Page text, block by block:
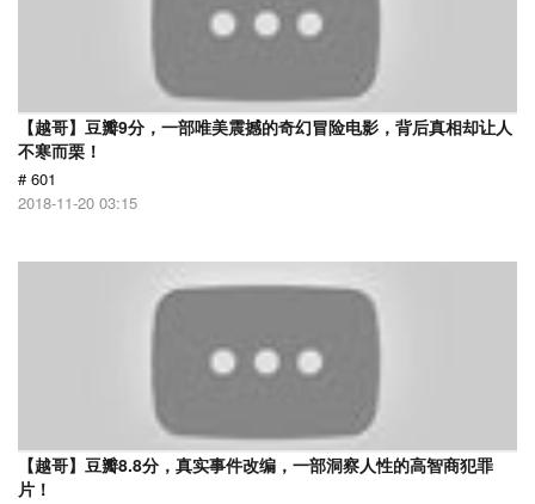
【越哥】豆瓣9分，一部唯美震撼的奇幻冒险电影，背后真相却让人
不寒而栗！
# 601
2018-11-20 03:15
【越哥】豆瓣8.8分，真实事件改编，一部洞察人性的高智商犯罪
片！